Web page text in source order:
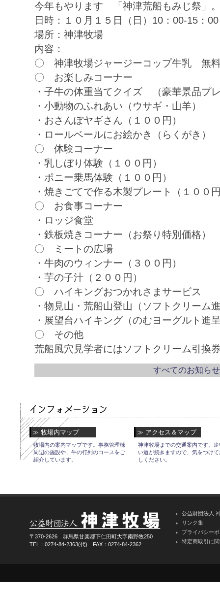
今年もやります 「神津荒船もみじ祭」
日時：１０月１５日（日）10：00-15：00
場所：神津牧場
内容：
〇 神津牧場ジャージーコップ牛乳 無
〇 お楽しみコーナー
・子牛の体重当てクイズ （豪華景品プ
・小動物のふれあい（ウサギ・山羊）
・おさんぽヤギさん（１００円）
・ロールベールにお絵かき（らくがき）
〇 体験コーナー
・乳しぼり体験（１００円）
・ポニー乗馬体験（１００円）
・焼きごてで作る木製プレート（１００
〇 お食事コーナー
・ロッジ食堂
・鉄板焼きコーナー（お祭り特別価格）
〇 ミートの広場
・牛肉のウィンナー（３００円）
・芋の子汁（２００円）
〇 ハイキングおつかれさまサービス
・物見山・荒船山登山（ソフトクリーム
・展望台ハイキング（のむヨーグルト進
〇 その他
荒船風穴見学者にはソフトクリーム引換
すべてのお知らせ
≫ 牧場内マップ
牧場内の案内マップです。事務管理棟
周辺の施設や、牛の行列のコースをご
紹介しています。
≫ アクセス＆マップ
神津牧場までの交通案内です。途
い道が続きますので、気をつけ
しください。
〒370-2626 群馬県甘楽郡下仁田町大字南野牧250
TEL：0274-84-2363(代) FAX：0274-84-2362
公益財団法人
リンク集
プライバシー
特定商取引に